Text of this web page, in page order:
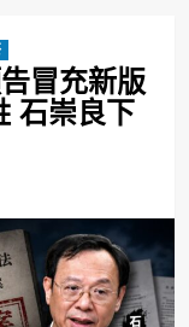
冒充新版
石崇良下